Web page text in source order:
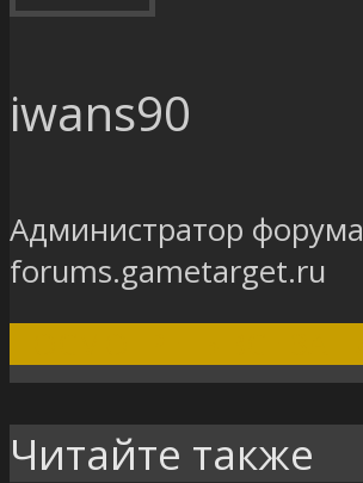
iwans90
Администратор форума
forums.gametarget.ru
Читайте также